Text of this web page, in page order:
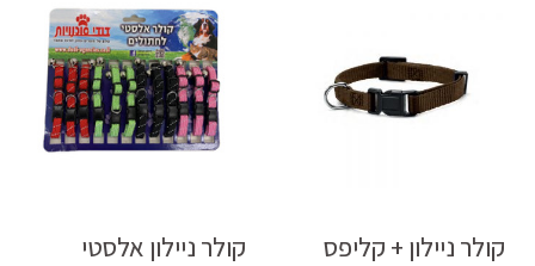
קולר ניילון + קליפס קולר ניילון אלסטי